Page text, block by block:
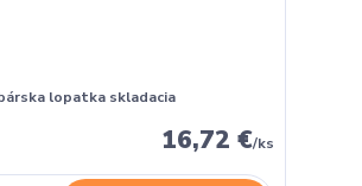
lopatka skladacia
16,72 €/ks